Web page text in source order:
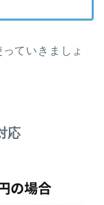
ていきましょ
応